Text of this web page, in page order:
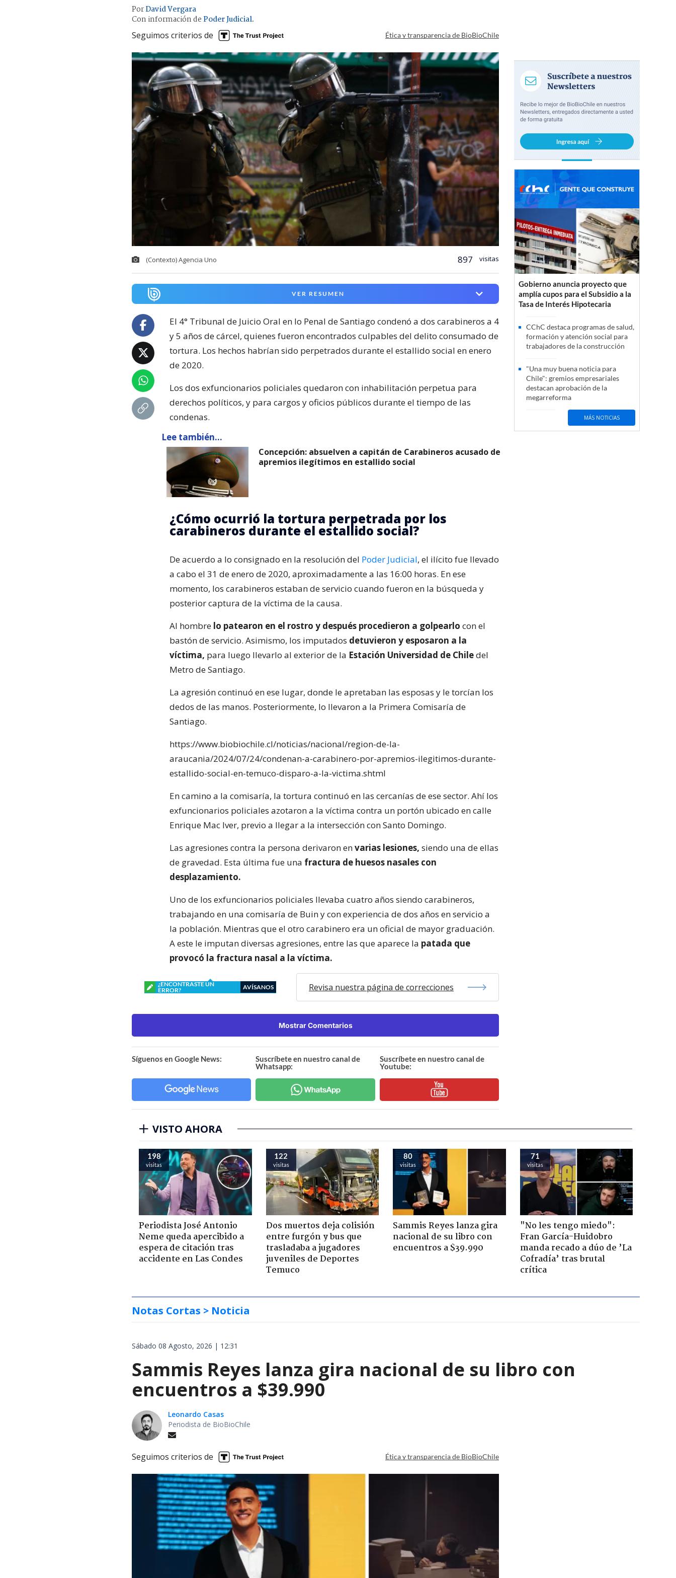
PorDavid Vergara
Con información de Poder Judicial.
Seguimos criterios de Ética y transparencia de BioBioChile
(Contexto) Agencia Uno 897 visitas
VER RESUMEN
El 4° Tribunal de Juicio Oral en lo Penal de Santiago condenó a dos carabineros a 4
y 5 años de cárcel, quienes fueron encontrados culpables del delito consumado de
tortura. Los hechos habrían sido perpetrados durante el estallido social en enero
de 2020.
Los dos exfuncionarios policiales quedaron con inhabilitación perpetua para
derechos políticos, y para cargos y oficios públicos durante el tiempo de las
condenas.
Lee también...
Concepción: absuelven a capitán de Carabineros acusado de
apremios ilegítimos en estallido social
¿Cómo ocurrió la tortura perpetrada por los
carabineros durante el estallido social?
De acuerdo a lo consignado en la resolución del Poder Judicial, el ilícito fue llevado
a cabo el 31 de enero de 2020, aproximadamente a las 16:00 horas. En ese
momento, los carabineros estaban de servicio cuando fueron en la búsqueda y
posterior captura de la víctima de la causa.
Al hombre lo patearon en el rostro y después procedieron a golpearlo con el
bastón de servicio. Asimismo, los imputados detuvieron y esposaron a la
víctima, para luego llevarlo al exterior de la Estación Universidad de Chiledel
Metro de Santiago.
La agresión continuó en ese lugar, donde le apretaban las esposas y le torcían los
dedos de las manos. Posteriormente, lo llevaron a la Primera Comisaría de
Santiago.
https://www.biobiochile.cl/noticias/nacional/region-de-la-
araucania/2024/07/24/condenan-a-carabinero-por-apremios-ilegitimos-durante-
estallido-social-en-temuco-disparo-a-la-victima.shtml
En camino a la comisaría, la tortura continuó en las cercanías de ese sector. Ahí los
exfuncionarios policiales azotaron a la víctima contra un portón ubicado en calle
Enrique Mac Iver, previo a llegar a la intersección con Santo Domingo.
Las agresiones contra la persona derivaron envarias lesiones, siendo una de ellas
de gravedad. Esta última fue una fractura de huesos nasales con
desplazamiento.
Uno de los exfuncionarios policiales llevaba cuatro años siendo carabineros,
trabajando en una comisaría de Buin y con experiencia de dos años en servicio a
la población. Mientras que el otro carabinero era un oficial de mayor graduación.
A este le imputan diversas agresiones, entre las que aparece la patada que
provocó la fractura nasal a la víctima.
¿ENCONTRASTE UN
ERROR?
AVÍSANOS Revisa nuestra página de correcciones
Mostrar Comentarios
Síguenos en Google News:
Suscríbete en nuestro canal de
Whatsapp:
Suscríbete en nuestro canal de
Youtube:
Gobierno anuncia proyecto que
amplía cupos para el Subsidio a la
Tasa de Interés Hipotecaria
CChC destaca programas de salud,
formación y atención social para
trabajadores de la construcción
"Una muy buena noticia para
Chile": gremios empresariales
destacan aprobación de la
megarreforma
MÁS NOTICIAS
VISTO AHORA
198
visitas
Periodista José Antonio
Neme queda apercibido a
espera de citación tras
accidente en Las Condes
122
visitas
Dos muertos deja colisión
entre furgón y bus que
trasladaba a jugadores
juveniles de Deportes
Temuco
80
visitas
Sammis Reyes lanza gira
nacional de su libro con
encuentros a $39.990
71
visitas
"No les tengo miedo":
Fran García-Huidobro
manda recado a dúo de ’La
Cofradía’ tras brutal
crítica
Notas Cortas > Noticia
Sábado 08 Agosto, 2026 | 12:31
Sammis Reyes lanza gira nacional de su libro con
encuentros a $39.990
Leonardo Casas
Periodista de BioBioChile
Seguimos criterios de Ética y transparencia de BioBioChile